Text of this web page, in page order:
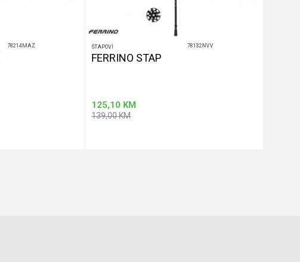
78214MAZ ŠTAPOVI 78132NVV
FERRINO STAP
125,10 KM
139,00KM